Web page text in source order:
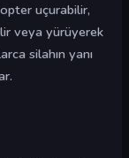
uçurabilir,
veya yürüyerek
silahın yanı